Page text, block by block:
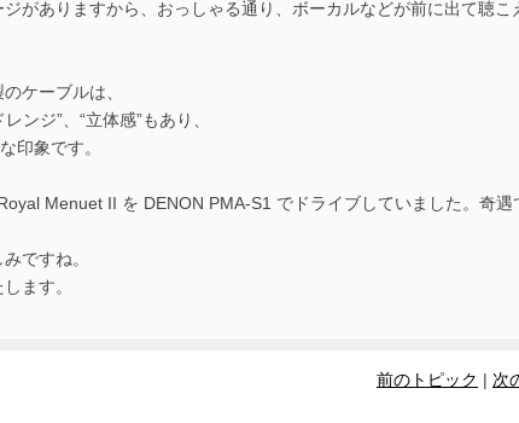
がありますから、おっしゃる通り、ボーカルなどが前に出て聴こ
ケーブルは、
ンジ”、“立体感”もあり、
印象です。
Menuet II を DENON PMA-S1 でドライブしていました。奇遇
ですね。
ます。
前のトピック | 次